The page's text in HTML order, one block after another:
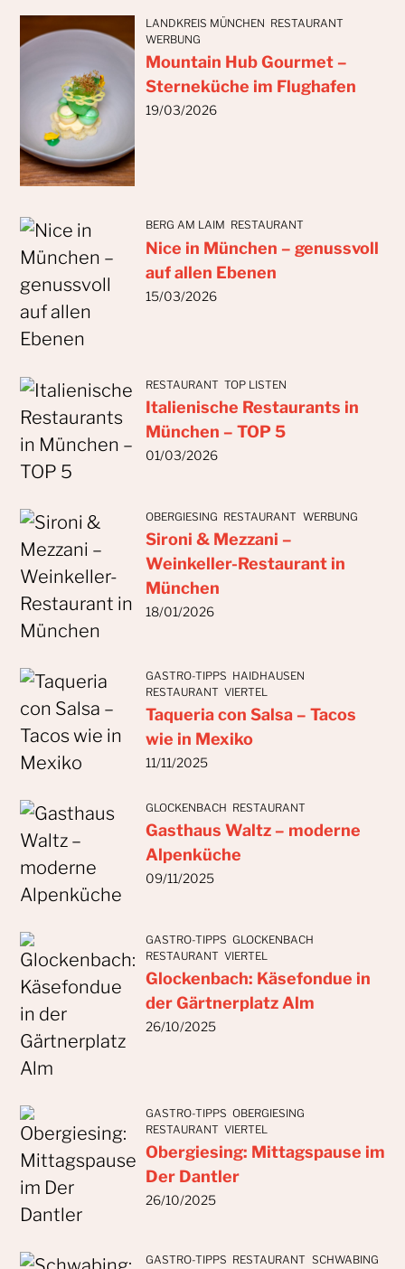
LANDKREIS MÜNCHEN RESTAURANT
WERBUNG
Mountain Hub Gourmet –
Sterneküche im Flughafen
19/03/2026
BERG AM LAIM RESTAURANT
Nice in München – genussvoll
auf allen Ebenen
15/03/2026
RESTAURANT TOP LISTEN
Italienische Restaurants in
München – TOP 5
01/03/2026
OBERGIESING RESTAURANT WERBUNG
Sironi & Mezzani –
Weinkeller-Restaurant in
München
18/01/2026
GASTRO-TIPPS HAIDHAUSEN
RESTAURANT VIERTEL
Taqueria con Salsa – Tacos
wie in Mexiko
11/11/2025
GLOCKENBACH RESTAURANT
Gasthaus Waltz – moderne
Alpenküche
09/11/2025
GASTRO-TIPPS GLOCKENBACH
RESTAURANT VIERTEL
Glockenbach: Käsefondue in
der Gärtnerplatz Alm
26/10/2025
GASTRO-TIPPS OBERGIESING
RESTAURANT VIERTEL
Obergiesing: Mittagspause im
Der Dantler
26/10/2025
GASTRO-TIPPS RESTAURANT SCHWABING